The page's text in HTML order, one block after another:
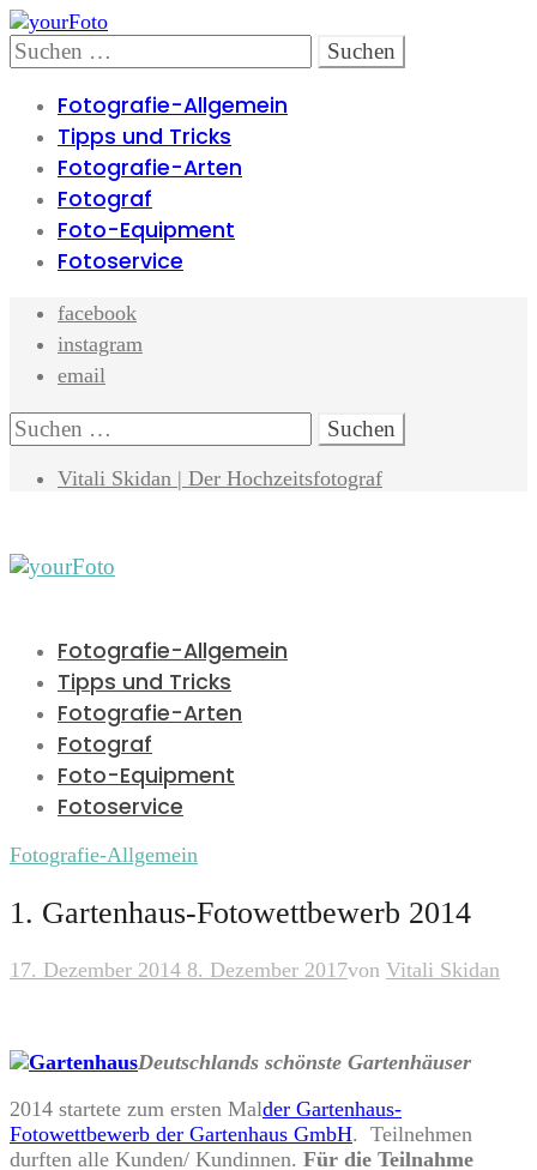
Skip
to
navigation
Skip
to
content
Search
Suchen
nach:
Fotografie-Allgemein
Tipps und Tricks
Fotografie-Arten
Fotograf
Foto-Equipment
Fotoservice
facebook
instagram
email
Search
Suchen
nach:
Vitali Skidan | Der Hochzeitsfotograf
Fotografie-Allgemein
Tipps und Tricks
Fotografie-Arten
Fotograf
Foto-Equipment
Fotoservice
Fotografie-Allgemein
1. Gartenhaus-Fotowettbewerb 2014
17. Dezember 2014 8. Dezember 2017von Vitali Skidan
Deutschlands schönste Gartenhäuser
2014 startete zum ersten Malder Gartenhaus-
Fotowettbewerb der Gartenhaus GmbH. Teilnehmen
durften alle Kunden/ Kundinnen. Für die Teilnahme